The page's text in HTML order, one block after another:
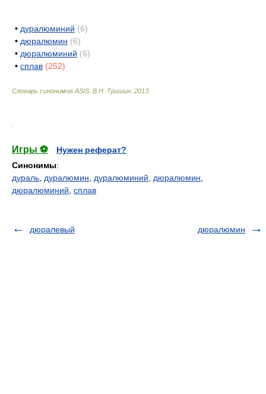
• дуралюминий (6)
• дюралюмин (6)
• дюралюминий (6)
• сплав (252)
Словарь синонимов ASIS. В.Н. Тришин 2013
Игры ⚽
Нужен реферат?
Синонимы:
дураль дуралюмин дуралюминий дюралюмин
дюралюминий сплав
дюралевый дюралюмин